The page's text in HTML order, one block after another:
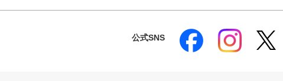
公式SNS